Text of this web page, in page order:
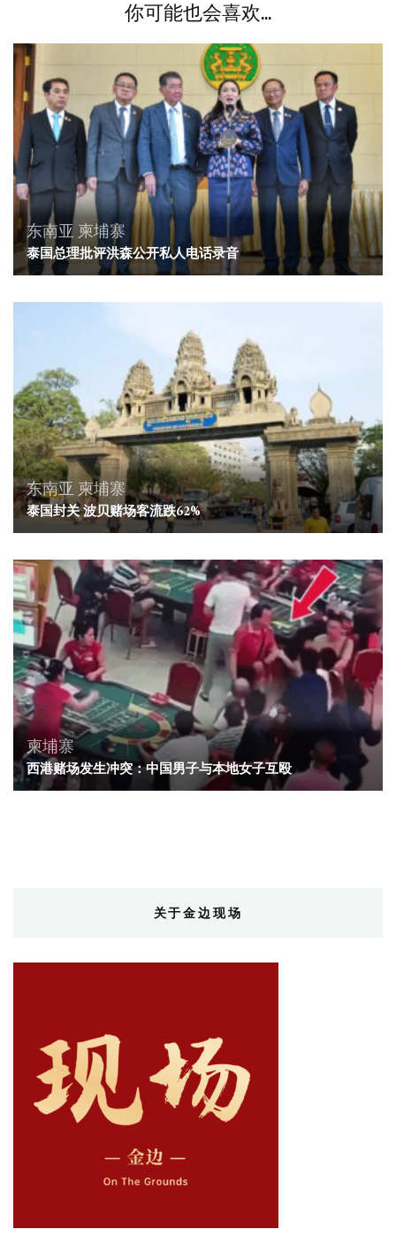
你可能也会喜欢...
东南亚 柬埔寨
泰国总理批评洪森公开私人电话录音
东南亚 柬埔寨
泰国封关 波贝赌场客流跌62%
柬埔寨
西港赌场发生冲突：中国男子与本地女子互殴
关于金边现场